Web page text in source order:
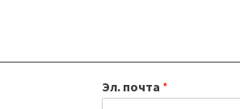
Эл. почта *